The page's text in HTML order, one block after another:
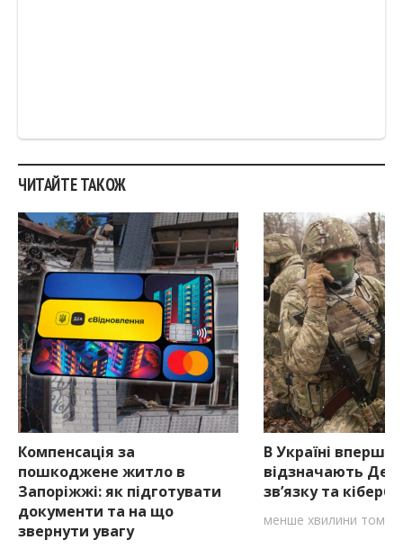
ЧИТАЙТЕ ТАКОЖ
Компенсація за
пошкоджене житло в
Запоріжжі: як підготувати
документи та на що
звернути увагу
В Україні вперше
відзначають
зв’язку та
менше хвилини тому